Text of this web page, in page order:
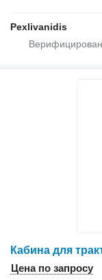
Pexlivanidis
Кабина для
Цена по запросу